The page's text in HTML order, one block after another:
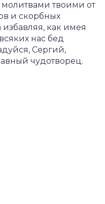
твоими от
и скорбных
избавляя, как имея
нас бед
Сергий,
чудотворец.